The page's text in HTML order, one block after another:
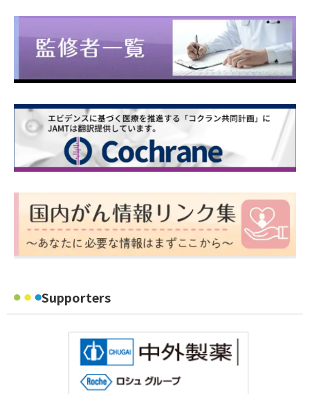
Supporters